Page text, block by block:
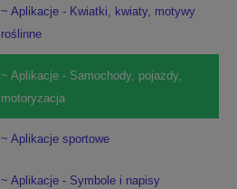
~ Aplikacje - Kwiatki, kwiaty, motywy
roślinne
~ Aplikacje - Samochody, pojazdy,
motoryzacja
~ Aplikacje sportowe
~ Aplikacje - Symbole i napisy